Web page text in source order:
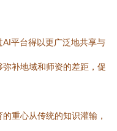
平台得以更广泛地共享与
补地域和师资的差距，促
的重心从传统的知识灌输，